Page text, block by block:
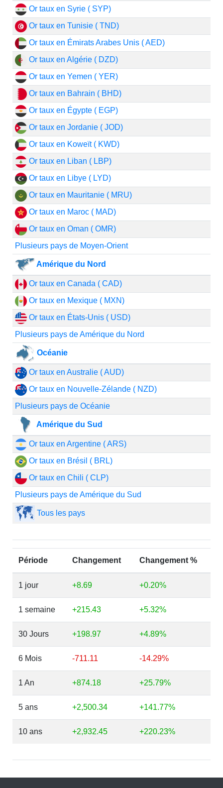
Or taux en Syrie ( SYP)
Or taux en Tunisie ( TND)
Or taux en Émirats Arabes Unis ( AED)
Or taux en Algérie ( DZD)
Or taux en Yemen ( YER)
Or taux en Bahrain ( BHD)
Or taux en Égypte ( EGP)
Or taux en Jordanie ( JOD)
Or taux en Koweït ( KWD)
Or taux en Liban ( LBP)
Or taux en Libye ( LYD)
Or taux en Mauritanie ( MRU)
Or taux en Maroc ( MAD)
Or taux en Oman ( OMR)
Plusieurs pays de Moyen-Orient
Amérique du Nord
Or taux en Canada ( CAD)
Or taux en Mexique ( MXN)
Or taux en États-Unis ( USD)
Plusieurs pays de Amérique du Nord
Océanie
Or taux en Australie ( AUD)
Or taux en Nouvelle-Zélande ( NZD)
Plusieurs pays de Océanie
Amérique du Sud
Or taux en Argentine ( ARS)
Or taux en Brésil ( BRL)
Or taux en Chili ( CLP)
Plusieurs pays de Amérique du Sud
Tous les pays
Période Changement Changement %
1 jour +8.69 +0.20%
1 semaine +215.43 +5.32%
30 Jours +198.97 +4.89%
6 Mois -711.11 -14.29%
1 An +874.18 +25.79%
5 ans +2,500.34 +141.77%
10 ans +2,932.45 +220.23%